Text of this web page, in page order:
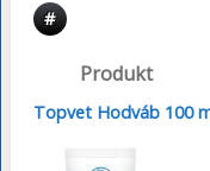
#
Produkt
Topvet Hodváb 100